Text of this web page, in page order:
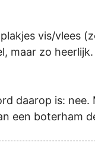
vis/vlees
maar zo
daarop is: nee.
een boterham